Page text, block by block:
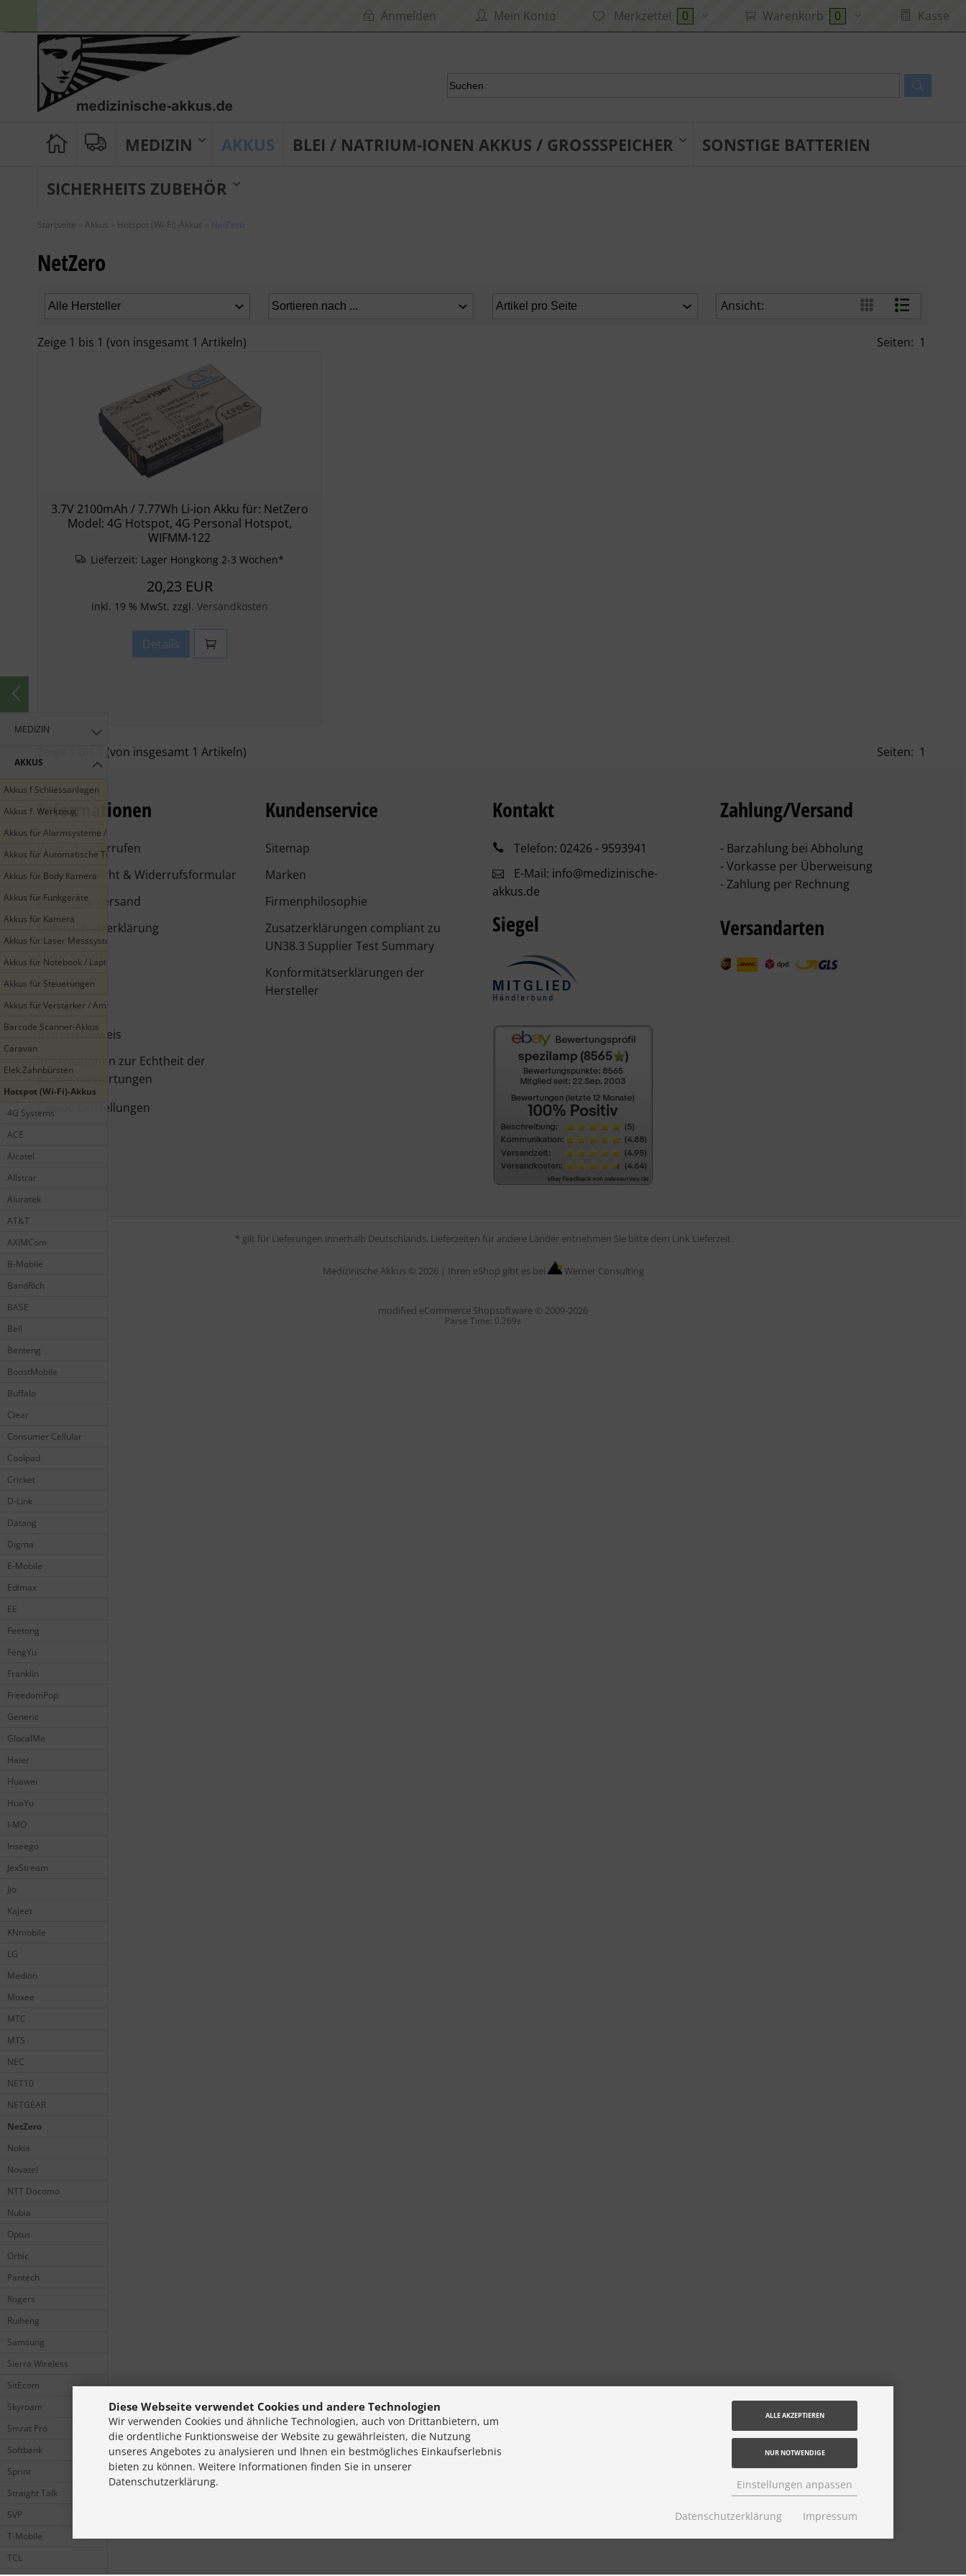
Anmelden Mein Konto Merkzettel 0 Warenkorb 0 Kasse
MEDIZIN AKKUS BLEI / NATRIUM-IONEN AKKUS / GROSSSPEICHER SONSTIGE BATTERIEN
SICHERHEITS ZUBEHÖR
MEDIZIN
AKKUS
Akkus f Schliessanlagen
Akkus f. Werkzeug
Akkus für Alarmsysteme / Smarthome
Akkus für Automatische Türen
Akkus für Body Kamera
Akkus für Funkgeräte
Akkus für Kamera
Akkus für Laser Messsysteme
Akkus für Notebook / Laptop
Akkus für Steuerungen
Akkus für Verstärker / Amplifier
Barcode Scanner-Akkus
Caravan
Elek.Zahnbürsten
Hotspot (Wi-Fi)-Akkus
4G Systems
ACE
Alcatel
Allstrar
Aluratek
AT&T
AXIMCom
B-Mobile
BandRich
BASE
Bell
Benteng
BoostMobile
Buffalo
Clear
Consumer Cellular
Coolpad
Cricket
D-Link
Datang
Digma
E-Mobile
Edimax
EE
Feetong
FengYu
Franklin
FreedomPop
Generic
GlocalMe
Haier
Huawei
HuaYu
I-MO
Inseego
JexStream
Jio
Kajeet
KNmobile
LG
Medion
Moxee
MTC
MTS
NEC
NET10
NETGEAR
NetZero
Nokia
Novatel
NTT Docomo
Nubia
Optus
Orbic
Pantech
Rogers
Ruiheng
Samsung
Sierra Wireless
SitEcom
Skyroam
Smrat Pro
Softbank
Sprint
Straight Talk
SVP
T-Mobile
TCL
Startseite » Akkus » Hotspot (Wi-Fi)-Akkus » NetZero
NetZero
Ansicht:
Zeige 1 bis 1 (von insgesamt 1 Artikeln) Seiten: 1
3.7V 2100mAh / 7.77Wh Li-ion Akku für: NetZero
Model: 4G Hotspot, 4G Personal Hotspot,
WIFMM-122
Lieferzeit: Lager Hongkong 2-3 Wochen*
20,23 EUR
inkl. 19 % MwSt. zzgl. Versandkosten
Details
(von insgesamt 1 Artikeln) Seiten: 1
Informationen
Vertrag widerrufen
Widerrufsrecht & Widerrufsformular
Zahlung & Versand
Datenschutzerklärung
Impressum
Kontakt
Batteriehinweis
Informationen zur Echtheit der
Kundenbewertungen
Cookie Einstellungen
Kundenservice
Sitemap
Marken
Firmenphilosophie
Zusatzerklärungen compliant zu
UN38.3 Supplier Test Summary
Konformitätserklärungen der
Hersteller
Kontakt
Telefon: 02426 - 9593941
E-Mail: info@medizinische-
akkus.de
Siegel
Zahlung/Versand
- Barzahlung bei Abholung
- Vorkasse per Überweisung
- Zahlung per Rechnung
Versandarten
* gilt für Lieferungen innerhalb Deutschlands, Lieferzeiten für andere Länder entnehmen Sie bitte dem Link Lieferzeit
Medizinische Akkus © 2026 | Ihren eShop gibt es bei Werner Consulting
modified eCommerce Shopsoftware © 2009-2026
Parse Time: 0.269s
Diese Webseite verwendet Cookies und andere Technologien
Wir verwenden Cookies und ähnliche Technologien, auch von Drittanbietern, um
die ordentliche Funktionsweise der Website zu gewährleisten, die Nutzung
unseres Angebotes zu analysieren und Ihnen ein bestmögliches Einkaufserlebnis
bieten zu können. Weitere Informationen finden Sie in unserer
Datenschutzerklärung.
ALLE AKZEPTIEREN
NUR NOTWENDIGE
Einstellungen anpassen
Datenschutzerklärung Impressum